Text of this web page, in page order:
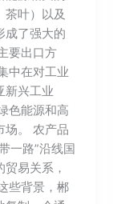
茶叶）以及
成了强大的
要出口方
中在对工业
新兴工业
色能源和高
场。 农产品
一路”沿线国
易关系，
些背景，郴